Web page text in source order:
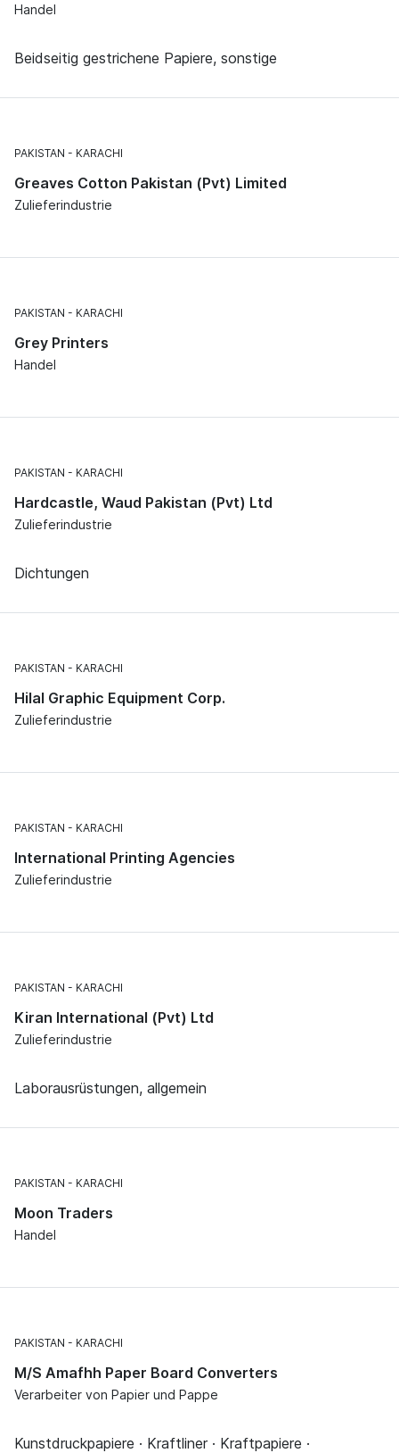
Handel
Beidseitig gestrichene Papiere, sonstige
PAKISTAN KARACHI
Greaves Cotton Pakistan (Pvt) Limited
Zulieferindustrie
PAKISTAN KARACHI
Grey Printers
Handel
PAKISTAN KARACHI
Hardcastle, Waud Pakistan (Pvt) Ltd
Zulieferindustrie
Dichtungen
PAKISTAN KARACHI
Hilal Graphic Equipment Corp.
Zulieferindustrie
PAKISTAN KARACHI
International Printing Agencies
Zulieferindustrie
PAKISTAN KARACHI
Kiran International (Pvt) Ltd
Zulieferindustrie
Laborausrüstungen, allgemein
PAKISTAN KARACHI
Moon Traders
Handel
PAKISTAN KARACHI
M/S Amafhh Paper Board Converters
Verarbeiter von Papier und Pappe
Kunstdruckpapiere · Kraftliner · Kraftpapiere ·